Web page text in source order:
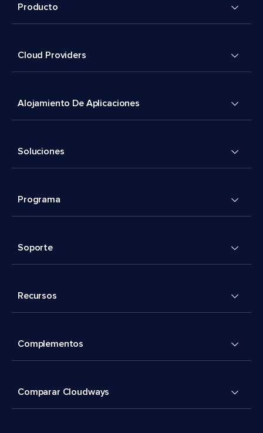
Producto
Cloud Providers
Alojamiento De Aplicaciones
Soluciones
Programa
Soporte
Recursos
Complementos
Comparar Cloudways